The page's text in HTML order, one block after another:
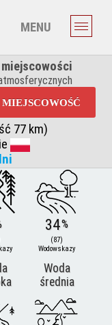
MENU
MIEJSCOWOŚĆ
77 km)
34%
(87)
Wodowskazy
Woda
średnia